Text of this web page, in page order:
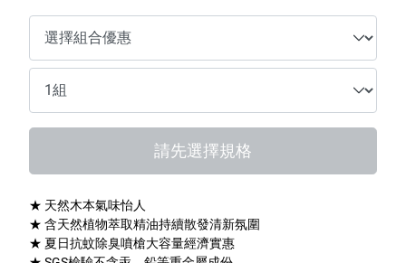
會員權益
Line
請先選擇規格
★ 天然木本氣味怡人
★ 含天然植物萃取精油持續散發清新氛圍
★ 夏日抗蚊除臭噴槍大容量經濟實惠